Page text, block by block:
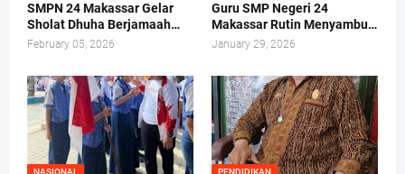
SMPN 24 Makassar Gelar
Sholat Dhuha Berjamaah
Sebelum Kegiatan Belajar
February 05, 2026
Guru SMP Negeri 24
Makassar Rutin Menyambut
Siswa di Gerbang
January 29, 2026
NASIONAL PENDIDIKAN